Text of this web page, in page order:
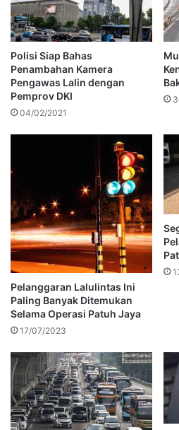
Polisi Siap Bahas
Penambahan Kamera
Pengawas Lalin dengan
Pemprov DKI
04/02/2021
Pelanggaran Lalulintas Ini
Paling Banyak Ditemukan
Selama Operasi Patuh Jaya
17/07/2023